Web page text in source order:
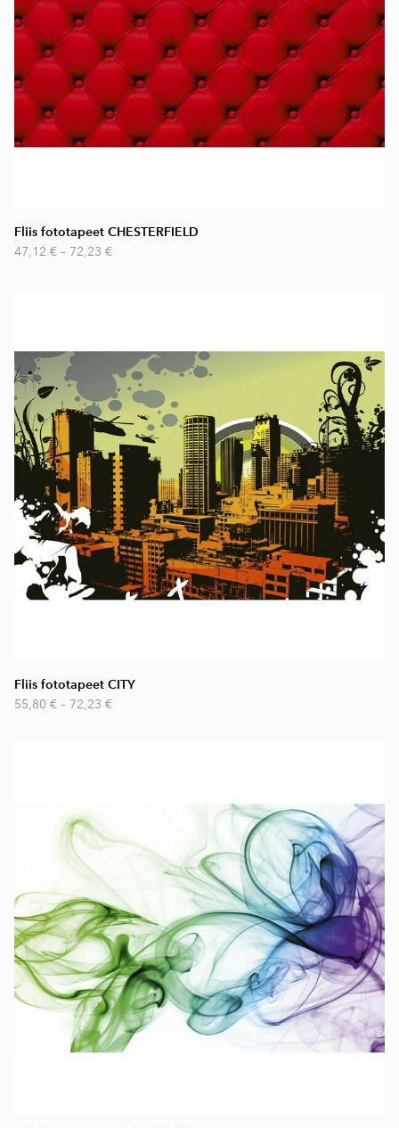
Fliis fototapeet CHESTERFIELD
47,12 € – 72,23 €
Fliis fototapeet CITY
55,80 € – 72,23 €